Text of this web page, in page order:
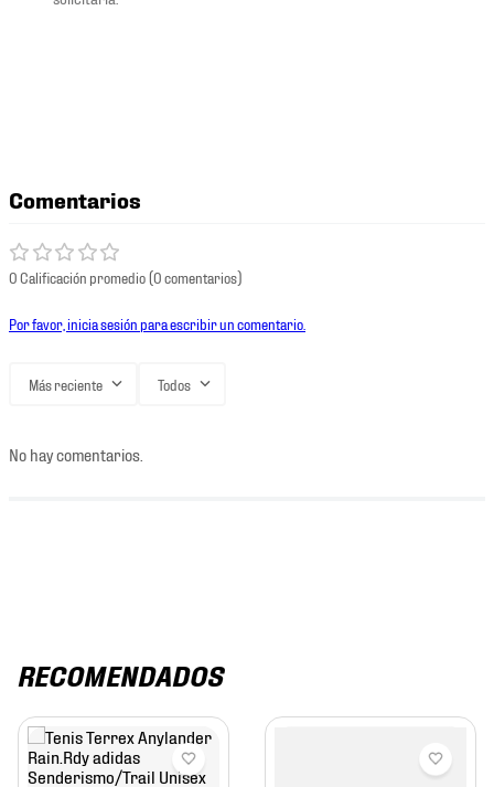
Comentarios
0 Calificación promedio(0 comentarios)
Por favor, inicia sesión para escribir un comentario.
Más reciente Todos
No hay comentarios.
RECOMENDADOS